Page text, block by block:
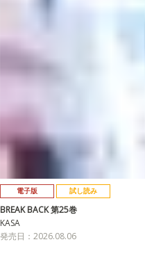
電子版 試し読み
BREAK BACK 第25巻
KASA
発売日：2026.08.06